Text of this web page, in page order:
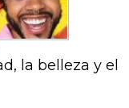
la belleza y el